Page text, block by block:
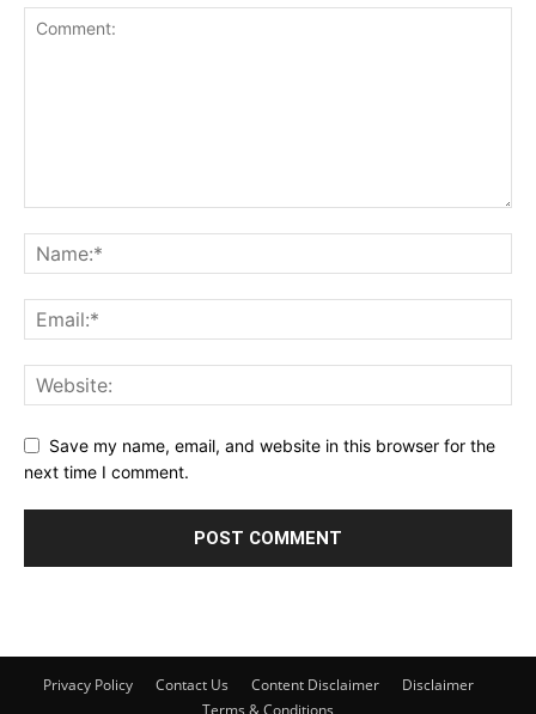
Save my name, email, and website in this browser for the
next time I comment.
Privacy Policy Contact Us Content Disclaimer
Disclaimer